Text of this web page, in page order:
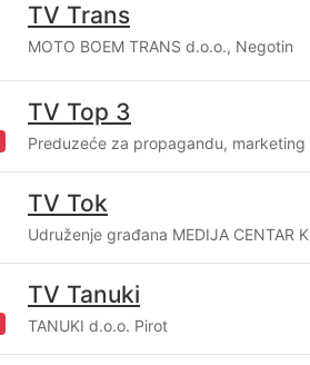
TV Trans
MOTO BOEM TRANS d.o.o., Negotin
TV Top 3
Preduzeće za propagandu,
TV Tok
Udruženje građana MEDIJA CENTAR
TV Tanuki
TANUKI d.o.o. Pirot